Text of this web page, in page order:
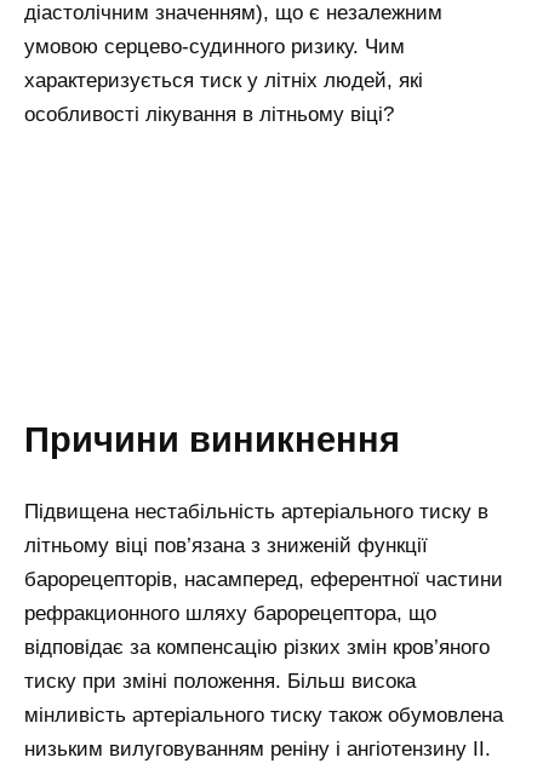
діастолічним значенням), що є незалежним
умовою серцево-судинного ризику. Чим
характеризується тиск у літніх людей, які
особливості лікування в літньому віці?
Причини виникнення
Підвищена нестабільність артеріального тиску в
літньому віці пов’язана з зниженій функції
барорецепторів, насамперед, еферентної частини
рефракционного шляху барорецептора, що
відповідає за компенсацію різких змін кров’яного
тиску при зміні положення. Більш висока
мінливість артеріального тиску також обумовлена
низьким вилуговуванням реніну і ангіотензину II.